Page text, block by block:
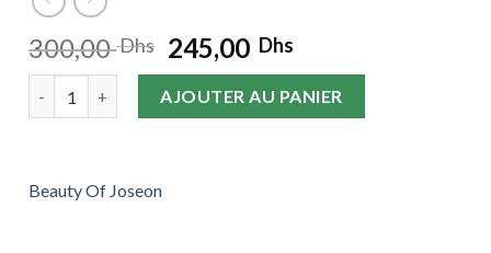
300,00Dhs Le
prix
initial
était :
245,00 Dhs
prix
actuel
est :
AJOUTER AU PANIER
Beauty Of Joseon